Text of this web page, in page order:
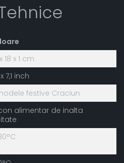
18 x 1 cm
7,1 inch
festive Craciun
alimentar de inalta